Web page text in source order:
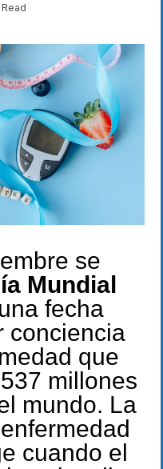
se
Mundial
fecha
conciencia
que
millones
mundo. La
cuando el